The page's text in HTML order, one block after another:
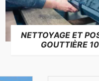
NETTOYAGE ET
GOUTTIÈRE 10